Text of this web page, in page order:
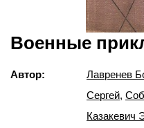
Военные
Автор: Лавренев
Сергей,
Казакевич